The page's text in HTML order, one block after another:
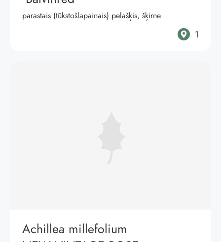
parastais (tūkstošlapainais) pelašķis, šķirne
1
Achillea millefolium